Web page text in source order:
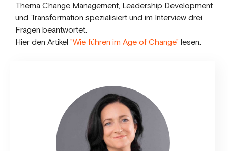
Thema Change Management, Leadership Development
und Transformation spezialisiert und im Interview drei
Fragen beantwortet.
Hier den Artikel "Wie führen im Age of Change" lesen.